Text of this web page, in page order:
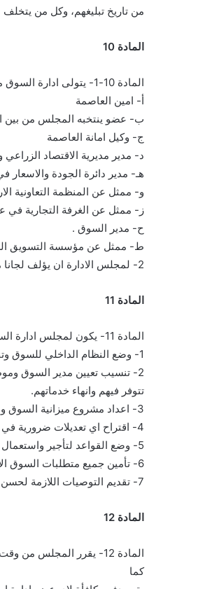
من تاريخ تبليغهم، وكل من
المادة 10
المادة 10-1- يتولى ادارة السوق مجلس ادارة يشكل على النحو التالي:-
أ- امين العاصمة
ب- عضو ينتخبه المجلس من بين
ج- وكيل امانة العاصمة
د- مدير مديرية الاقتصاد
هـ- مدير دائرة الجودة والاسعار
و- ممثل عن المنظمة التعاونية
ز- ممثل عن الغرفة التجارية في
ح- مدير السوق .
ط- ممثل عن مؤسسة التسويق
2- لمجلس الادارة ان يؤلف لجانا من اعضائه تتولى دراسة واعداد المهام التي توكل اليها من قبل مجلس الادارة.
المادة 11
المادة 11- يكون لمجلس ادارة السوق الصلاحيات التالية:-
1- وضع النظام الداخلي للسوق وتنفيذ احكامه
2- تنسيب تعيين مدير السوق وموظفيه ومستخدميه وتحديد صلاحياتهم ومرتباتهم واجورهم والمؤهلات والخبرات التي يجب ان
تتوفر فيهم وانهاء خدماتهم.
3- اعداد مشروع ميزانية السوق وطريقة انفاق الواردات
4- اقتراح اي تعديلات ضرورية في نظام السوق وادارته
5- وضع القواعد لتأجير واستعمال جميع ممتلكات السوق
6- تأمين جميع متطلبات السوق الانشائية والعمرانية والمالية
7- تقديم التوصيات اللازمة لحسن ادارة السوق وانتظام اعماله.
المادة 12
المادة 12- يقرر المجلس
كما